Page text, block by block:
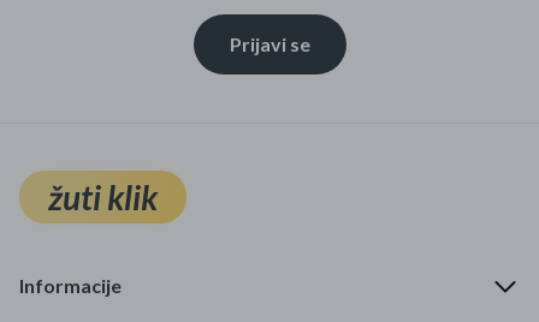
Čišćenje zaliha
Kišobrani akcija
Ograničena cijena
Prijavi se
žuti klik
Informacije